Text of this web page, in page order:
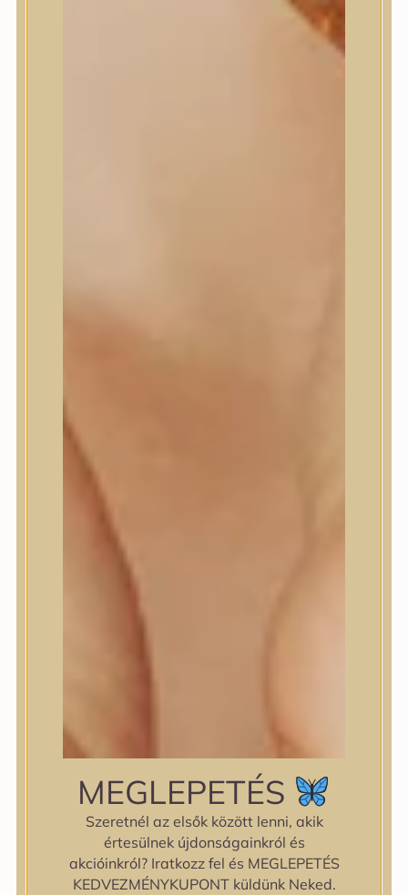
Skin&Lab
SKIN1004
Sungboon Editor
The Plant Base
YUNJAC
Bőrállapot
Bőrállapot
Bőrtípus
Bőrtípus
Kombinált
MEGLEPETÉS
Szeretnél az elsők között lenni, akik
értesülnek újdonságainkról és
akcióinkról? Iratkozz fel és MEGLEPETÉS
KEDVEZMÉNYKUPONT küldünk Neked.